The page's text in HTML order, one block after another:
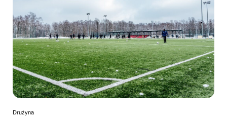
Drużyna